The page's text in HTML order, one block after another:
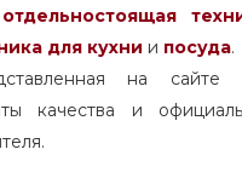
отдельностоящая
для кухни и посуда.
на сайте
качества и